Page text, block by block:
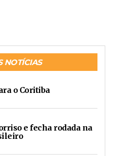
NOTÍCIAS
o Coritiba
e fecha rodada na